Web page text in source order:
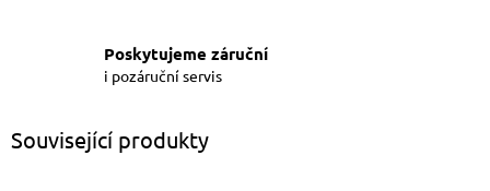
Poskytujeme záruční
i pozáruční servis
Související produkty